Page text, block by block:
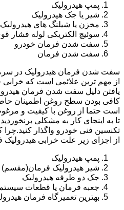
پمپ هیدرولیک
شیر یا جک هیدرولیک
مخزن یا شیلنگ های هیدرولیک
سوئیچ الکتریکی لوله فشار
سفت شدن فرمان خودرو
سفت شدن فرمان
سفت شدن فرمان هیدرولیک در
از مهم ترین علائمی است که
یافتن دلیل سفت شدن فرمان
کافی بودن سطح روغن اطمینان حاصل
است حتما از روغن با کیفیت و
تا به اینجای کار به مشکلی
تکنسین فنی خودرو واگذار
از اجزای زیر علت خرابی
پمپ هیدرولیک
شیر هیدرولیک فرمان(مقسم)
جک دو طرفه هیدرولیک
جعبه فرمان یا قطعات سیستم
بهترین تعمیرگاه فرمان